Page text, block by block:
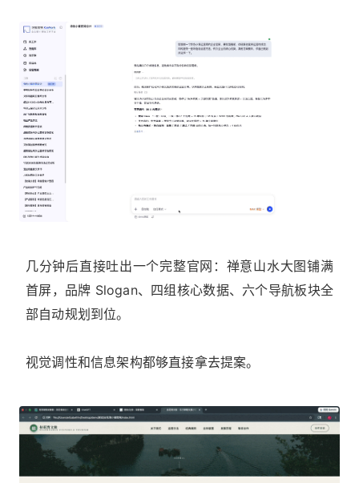
几分钟后直接吐出一个完整官网：禅意山水大图铺满
首屏，品牌 Slogan、四组核心数据、六个导航板块全
部自动规划到位。
视觉调性和信息架构都够直接拿去提案。